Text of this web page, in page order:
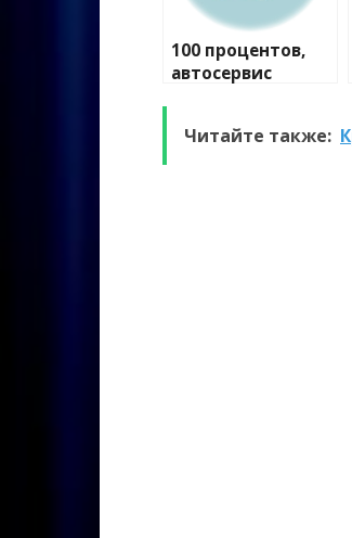
100 процентов,
автосервис
Читайте также: